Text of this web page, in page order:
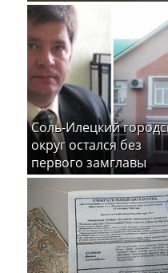
Соль-Илецкий
округ остался без
первого замглавы